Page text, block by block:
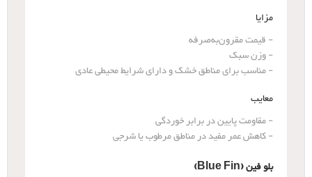
مزایا
- قیمت مقرون‌به‌صرفه
- وزن سبک
- مناسب برای مناطق خشک و دارای شرایط محیطی عادی
معایب
- مقاومت پایین در برابر خوردگی
- کاهش عمر مفید در مناطق مرطوب یا شرجی
بلو فین (Blue Fin)